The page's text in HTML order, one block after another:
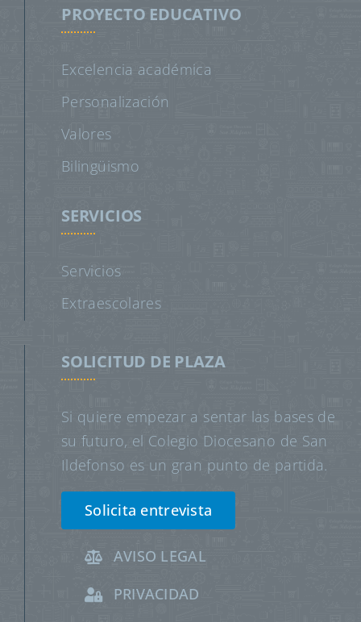
PROYECTO EDUCATIVO
Excelencia académica
Personalización
Valores
Bilingüismo
SERVICIOS
Servicios
Extraescolares
SOLICITUD DE PLAZA
Si quiere empezar a sentar las bases de
su futuro, el Colegio Diocesano de San
Ildefonso es un gran punto de partida.
Solicita entrevista
AVISO LEGAL
PRIVACIDAD